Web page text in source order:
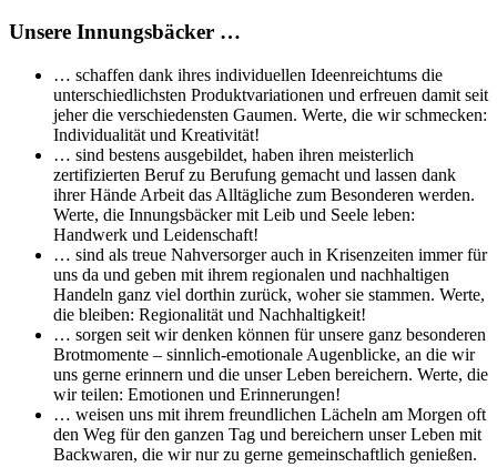
Unsere Innungsbäcker …
… schaffen dank ihres individuellen Ideenreichtums die
unterschiedlichsten Produktvariationen und erfreuen damit seit
jeher die verschiedensten Gaumen. Werte, die wir schmecken:
Individualität und Kreativität!
… sind bestens ausgebildet, haben ihren meisterlich
zertifizierten Beruf zu Berufung gemacht und lassen dank
ihrer Hände Arbeit das Alltägliche zum Besonderen werden.
Werte, die Innungsbäcker mit Leib und Seele leben:
Handwerk und Leidenschaft!
… sind als treue Nahversorger auch in Krisenzeiten immer für
uns da und geben mit ihrem regionalen und nachhaltigen
Handeln ganz viel dorthin zurück, woher sie stammen. Werte,
die bleiben: Regionalität und Nachhaltigkeit!
… sorgen seit wir denken können für unsere ganz besonderen
Brotmomente – sinnlich-emotionale Augenblicke, an die wir
uns gerne erinnern und die unser Leben bereichern. Werte, die
wir teilen: Emotionen und Erinnerungen!
… weisen uns mit ihrem freundlichen Lächeln am Morgen oft
den Weg für den ganzen Tag und bereichern unser Leben mit
Backwaren, die wir nur zu gerne gemeinschaftlich genießen.